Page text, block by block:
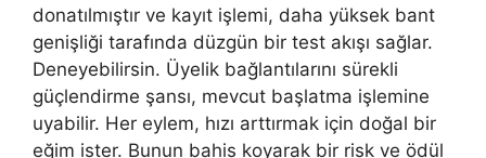
donatılmıştır ve kayıt işlemi, daha yüksek bant
genişliği tarafında düzgün bir test akışı sağlar.
Deneyebilirsin. Üyelik bağlantılarını sürekli
güçlendirme şansı, mevcut başlatma işlemine
uyabilir. Her eylem, hızı arttırmak için doğal bir
eğim ister. Bunun bahis koyarak bir risk ve ödül